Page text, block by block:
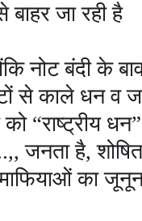
बाहर जा रही है
नोट बंदी के
से काले धन व
को “राष्ट्रीय धन
,,जनता है,
का